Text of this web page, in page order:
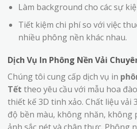
Làm background cho các sự
Tiết kiệm chi phí so với việc
nhiều phông nền khác nhau.
Dịch Vụ In Phông Nền Vải
Chúng tôi cung cấp dịch vụ in
Tết theo yêu cầu với mẫu hoa
thiết kế 3D tinh xảo. Chất liệu vải
độ bền màu, không nhăn, không